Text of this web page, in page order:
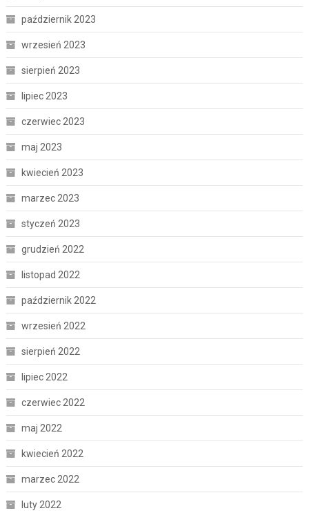
październik 2023
wrzesień 2023
sierpień 2023
lipiec 2023
czerwiec 2023
maj 2023
kwiecień 2023
marzec 2023
styczeń 2023
grudzień 2022
listopad 2022
październik 2022
wrzesień 2022
sierpień 2022
lipiec 2022
czerwiec 2022
maj 2022
kwiecień 2022
marzec 2022
luty 2022